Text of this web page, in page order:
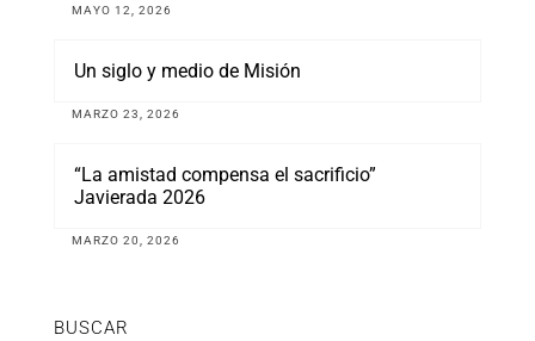
MAYO 12, 2026
Un siglo y medio de Misión
MARZO 23, 2026
“La amistad compensa el sacrificio”
Javierada 2026
MARZO 20, 2026
BUSCAR